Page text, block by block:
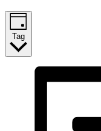
Tag